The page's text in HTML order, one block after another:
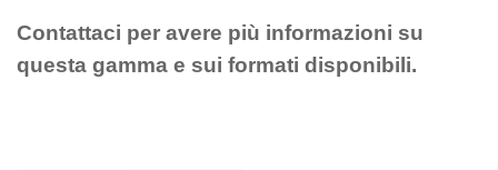
Contattaci per avere più informazioni su
questa gamma e sui formati disponibili.